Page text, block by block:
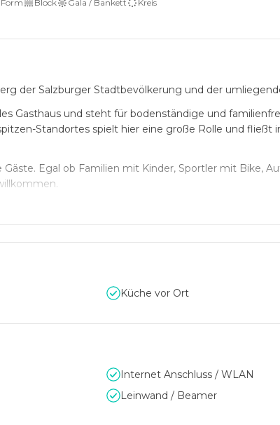
Block Gala / Bankett Kreis
der Salzburger Stadtbevölkerung und der
Gasthaus und steht für bodenständige und
Standortes spielt hier eine große Rolle und fließt
Gäste. Egal ob Familien mit Kinder, Sportler mit Bike,
Möglichkeiten zur Verfügung:
Küche vor Ort
Internet Anschluss / WLAN
Leinwand / Beamer